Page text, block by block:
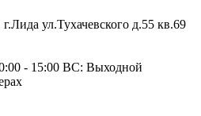
ул.Тухачевского д.55 кв.69
- 15:00 ВС: Выходной